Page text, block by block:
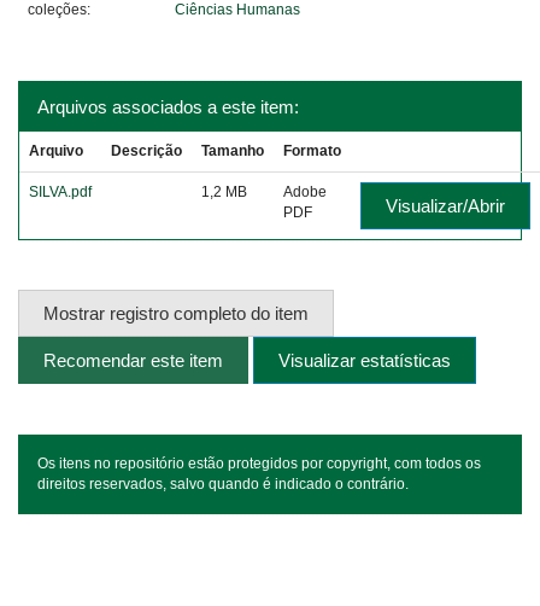
coleções:
Ciências Humanas
Arquivos associados a este item:
Arquivo Descrição Tamanho Formato
SILVA.pdf 1,2 MB
Adobe
PDF
Visualizar/Abrir
Mostrar registro completo do item
Recomendar este item Visualizar estatísticas
Os itens no repositório estão protegidos por copyright, com todos os
direitos reservados, salvo quando é indicado o contrário.